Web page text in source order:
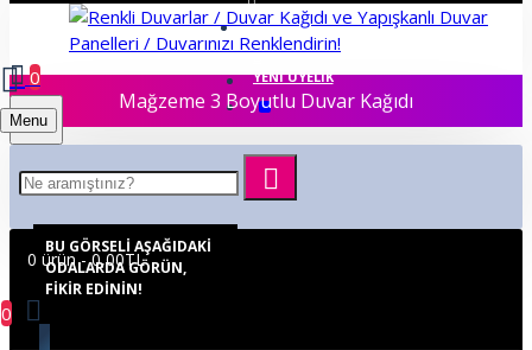
ÜYE GIRIŞI
YENI ÜYELIK
Menu
0
0 ürün - 0,00TL
0
Mağzeme 3 Boyutlu Duvar Kağıdı
BU GÖRSELI AŞAĞIDAKI
ODALARDA GÖRÜN,
FIKIR EDININ!